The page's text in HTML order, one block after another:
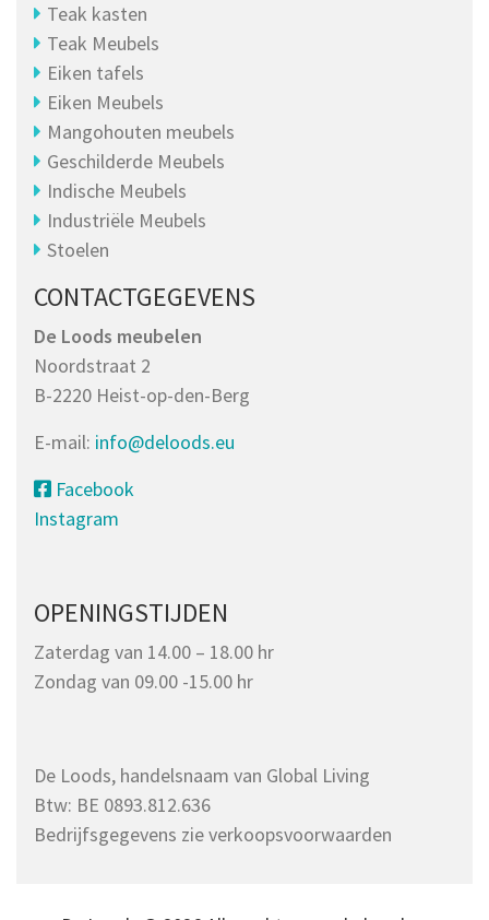
Teak kasten
Teak Meubels
Eiken tafels
Eiken Meubels
Mangohouten meubels
Geschilderde Meubels
Indische Meubels
Industriële Meubels
Stoelen
CONTACTGEGEVENS
De Loods meubelen
Noordstraat 2
B-2220 Heist-op-den-Berg
E-mail: info@deloods.eu
Facebook
Instagram
OPENINGSTIJDEN
Zaterdag van 14.00 – 18.00 hr
Zondag van 09.00 -15.00 hr
De Loods, handelsnaam van Global Living
Btw: BE 0893.812.636
Bedrijfsgegevens zie verkoopsvoorwaarden